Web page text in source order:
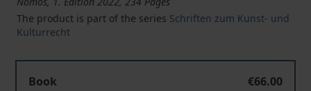
The product is part of the series Schriften zum Kunst- und
Kulturrecht
Book
€66.00